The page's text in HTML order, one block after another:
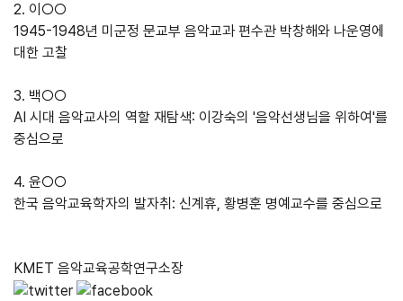
2. 이○○
1945-1948년 미군정 문교부 음악교과 편수관 박창해와 나운영에
대한 고찰
3. 백○○
AI 시대 음악교사의 역할 재탐색: 이강숙의 '음악선생님을 위하여'를
중심으로
4. 윤○○
한국 음악교육학자의 발자취: 신계휴, 황병훈 명예교수를 중심으로
KMET 음악교육공학연구소장